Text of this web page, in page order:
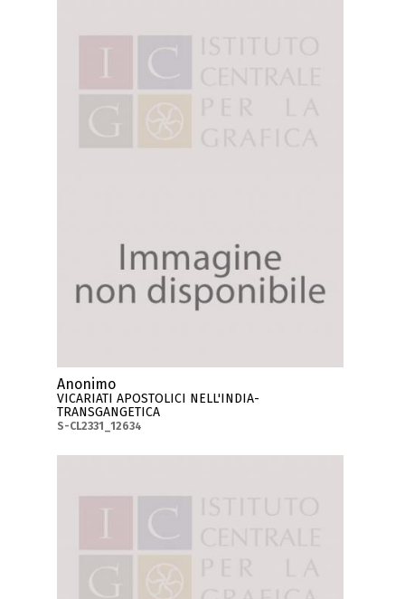
Anonimo
VICARIATI APOSTOLICI NELL'INDIA-
TRANSGANGETICA
S-CL2331_12634